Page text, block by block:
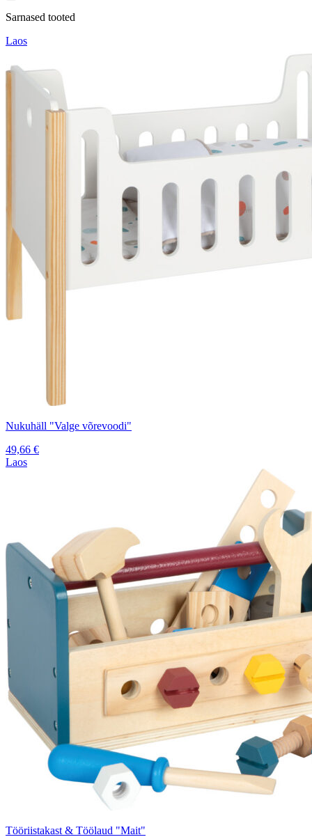
Sarnased tooted
Laos
Nukuhäll "Valge võrevoodi"
49,66 €
Laos
Tööriistakast & Töölaud "Mait"